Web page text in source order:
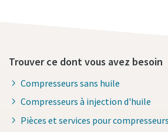
Trouver ce dont vous avez besoin
Compresseurs sans huile
Compresseurs à injection d'huile
Pièces et services pour compresseurs